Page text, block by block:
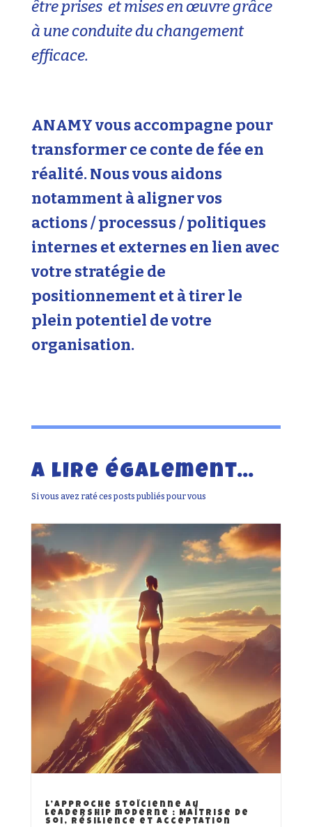
être prises et mises en œuvre grâce
à une conduite du changement
efficace.
ANAMY vous accompagne pour
transformer ce conte de fée en
réalité. Nous vous aidons
notamment à aligner vos
actions / processus / politiques
internes et externes en lien avec
votre stratégie de
positionnement et à tirer le
plein potentiel de votre
organisation.
A lire également…
Si vous avez raté ces posts publiés pour vous
L’approche stoïcienne au
leadership moderne : Maîtrise de
soi, résilience et acceptation